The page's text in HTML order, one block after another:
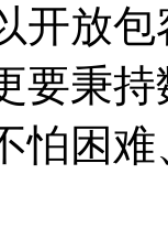
开放
要秉
怕困